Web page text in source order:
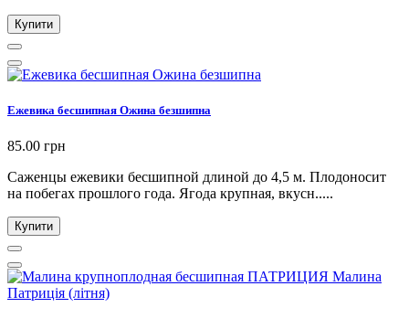
Купити
Ежевика бесшипная Ожина безшипна
85.00 грн
Саженцы ежевики бесшипной длиной до 4,5 м. Плодоносит
на побегах прошлого года. Ягода крупная, вкусн.....
Купити